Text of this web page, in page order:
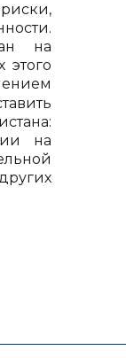
на
этого
на